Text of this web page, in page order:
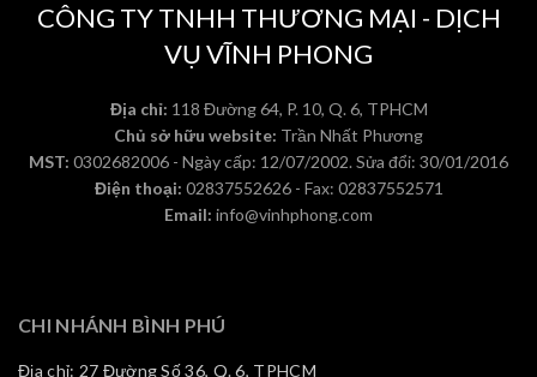
CÔNG TY TNHH THƯƠNG MẠI - DỊCH
VỤ VĨNH PHONG
Địa chỉ: 118 Đường 64, P. 10, Q. 6, TPHCM
Chủ sở hữu website: Trần Nhất Phương
MST: 0302682006 - Ngày cấp: 12/07/2002. Sửa đổi: 30/01/2016
Điện thoại: 02837552626 - Fax: 02837552571
Email: info@vinhphong.com
CHI NHÁNH BÌNH PHÚ
Địa chỉ: 27 Đường Số 36, Q. 6, TPHCM